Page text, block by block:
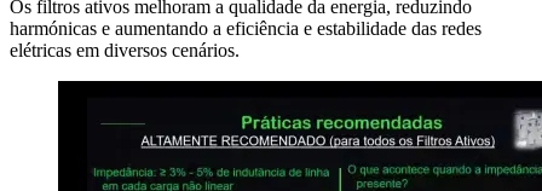
Os filtros ativos melhoram a qualidade da energia, reduzindo
harmónicas e aumentando a eficiência e estabilidade das redes
elétricas em diversos cenários.